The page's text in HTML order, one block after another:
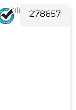
278657